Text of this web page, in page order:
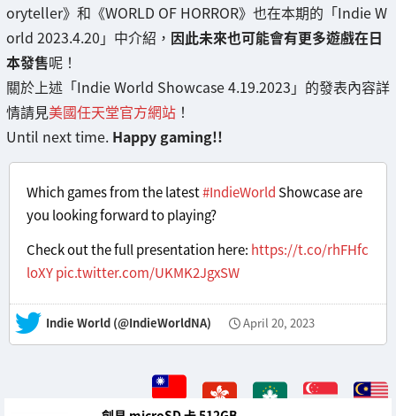
oryteller》和《WORLD OF HORROR》也在本期的「Indie W
orld 2023.4.20」中介紹， 因此未來也可能會有更多遊戲在日
本發售呢！
關於上述「Indie World Showcase 4.19.2023」的發表內容詳
情請見美國任天堂官方網站 ！
Until next time. Happy gaming!!
Which games from the latest#IndieWorld Showcase are
you looking forward to playing?
Check out the full presentation here: https://t.co/rhFHfc
loXYpic.twitter.com/UKMK2JgxSW
— Indie World (@IndieWorldNA) April 20, 2023